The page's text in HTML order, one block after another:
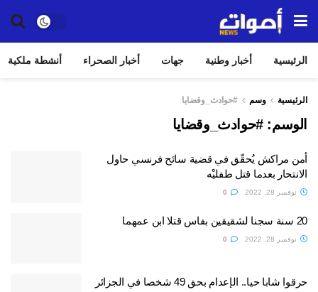
الرئيسية أخبار وطنية جهات أخبار الصحراء أنشطة ملكية
الرئيسية وسم #حوادث_وقضايا
الوسم:#حوادث_وقضايا
أمن مراكش يُحقّق في قضية سائح فرنسي حاول
الانتحار بعدما قتل طفليْه
نوفمبر 28, 2022
20 سنة سجنا لشقيقين بفاس قتلا ابن عمهما
نوفمبر 28, 2022
حرقوا شابا حيا.. الإعدام بحق 49 شخصا في الجزائر